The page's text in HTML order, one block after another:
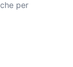
per